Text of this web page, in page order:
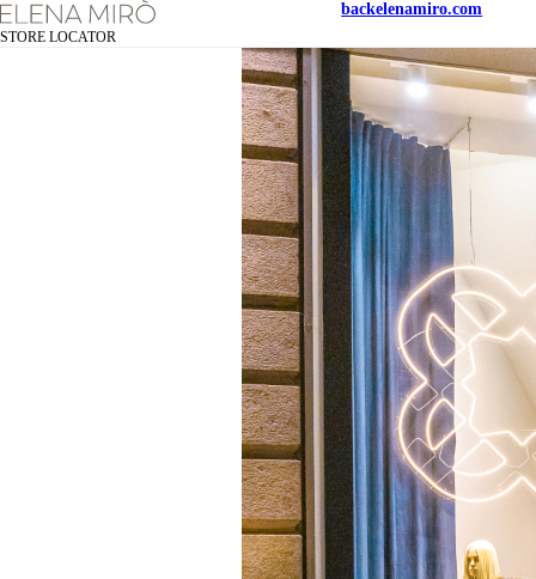
STORE LOCATOR
backelenamiro.com